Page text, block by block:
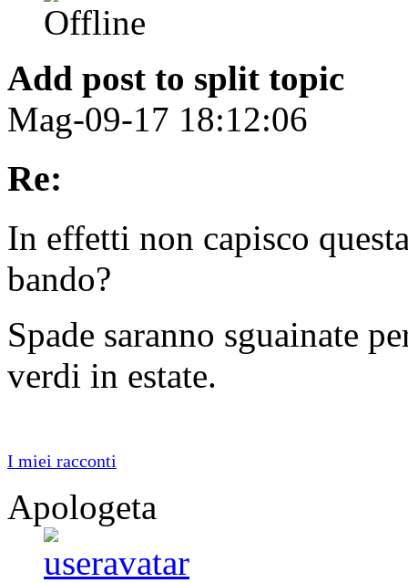
Add post to split topic
Mag-09-17 18:12:06
Re:
In effetti non capisco
bando?
Spade saranno sguainate
verdi in estate.
I miei racconti
Apologeta